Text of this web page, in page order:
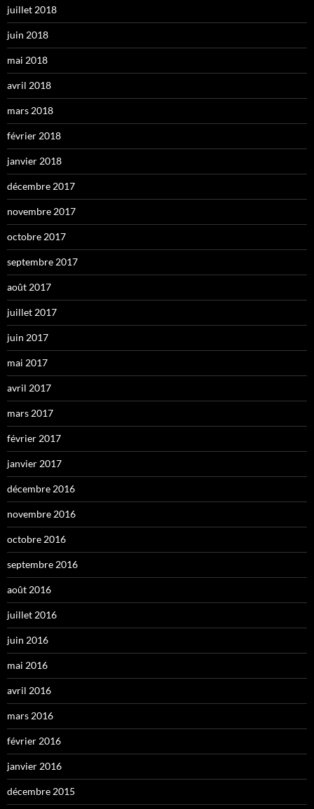
juillet 2018
juin 2018
mai 2018
avril 2018
mars 2018
février 2018
janvier 2018
décembre 2017
novembre 2017
octobre 2017
septembre 2017
août 2017
juillet 2017
juin 2017
mai 2017
avril 2017
mars 2017
février 2017
janvier 2017
décembre 2016
novembre 2016
octobre 2016
septembre 2016
août 2016
juillet 2016
juin 2016
mai 2016
avril 2016
mars 2016
février 2016
janvier 2016
décembre 2015